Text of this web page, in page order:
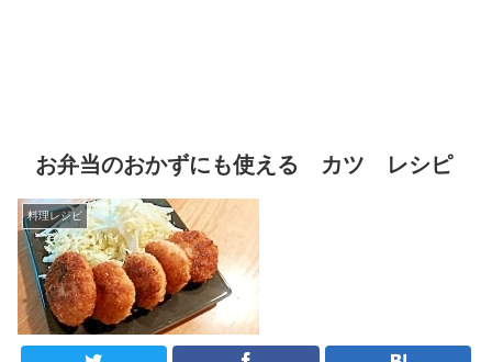
お弁当のおかずにも使える カツ レシピ
料理レシピ